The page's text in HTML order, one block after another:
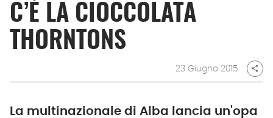
C’È LA CIOCCOLATA
THORNTONS
23 Giugno 2015 share
La multinazionale di Alba lancia un'opa